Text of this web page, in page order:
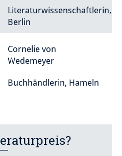
Literaturwissenschaftlerin,
Berlin
Cornelie von
Wedemeyer
Buchhändlerin, Hameln